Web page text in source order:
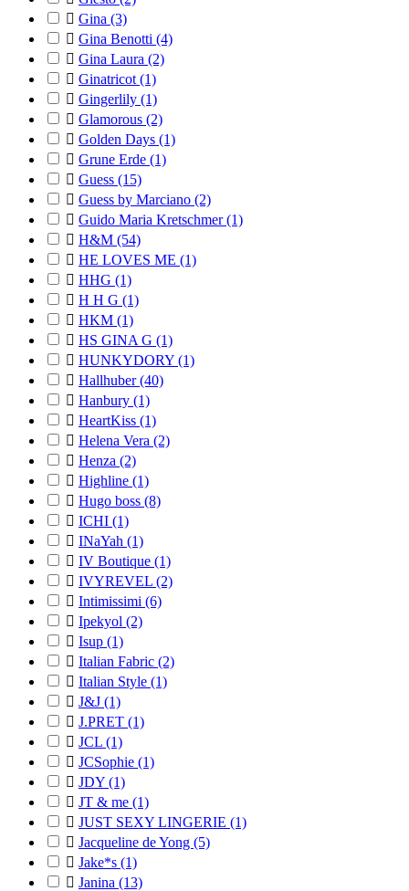
 Gina (3)
 Gina Benotti (4)
 Gina Laura (2)
 Ginatricot (1)
 Gingerlily (1)
 Glamorous (2)
 Golden Days (1)
 Grune Erde (1)
 Guess (15)
 Guess by Marciano (2)
 Guido Maria Kretschmer(1)
 H&M (54)
 HE LOVES ME (1)
 HHG (1)
 H H G (1)
 HKM (1)
 HS GINA G (1)
 HUNKYDORY (1)
 Hallhuber(40)
 Hanbury (1)
 HeartKiss (1)
 Helena Vera (2)
 Henza (2)
 Highline (1)
 Hugo boss (8)
 ICHI (1)
 INaYah (1)
 IV Boutique (1)
 IVYREVEL (2)
 Intimissimi (6)
 Ipekyol (2)
 Isup (1)
 Italian Fabric (2)
 Italian Style (1)
 J&J (1)
 J.PRET (1)
 JCL (1)
 JCSophie (1)
 JDY (1)
 JT & me (1)
 JUST SEXY LINGERIE (1)
 Jacqueline de Yong (5)
 Jake*s (1)
 Janina (13)